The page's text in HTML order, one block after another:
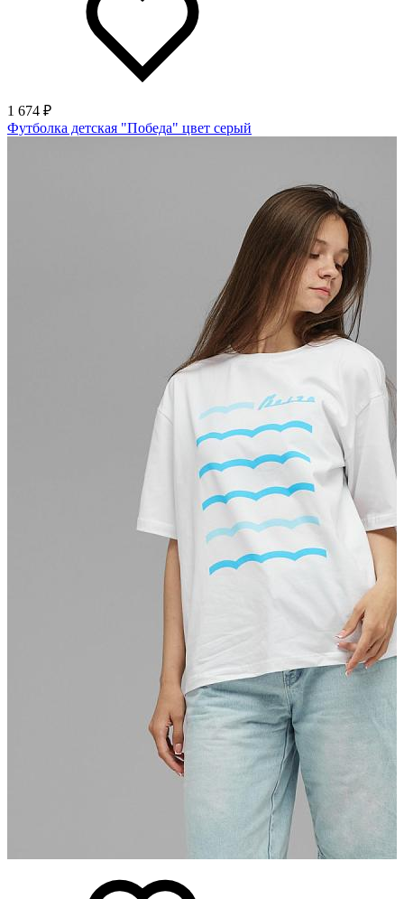
1 674 ₽
Футболка детская "Победа" цвет серый